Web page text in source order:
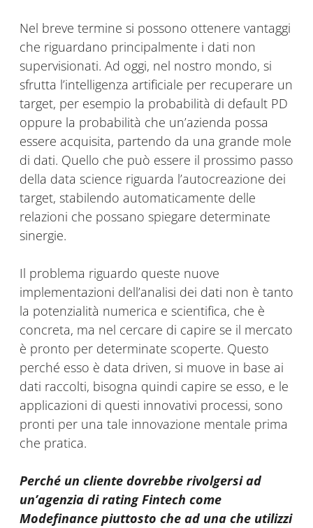
Nel breve termine si possono ottenere vantaggi
che riguardano principalmente i dati non
supervisionati. Ad oggi, nel nostro mondo, si
sfrutta l’intelligenza artificiale per recuperare un
target, per esempio la probabilità di default PD
oppure la probabilità che un’azienda possa
essere acquisita, partendo da una grande mole
di dati. Quello che può essere il prossimo passo
della data science riguarda l’autocreazione dei
target, stabilendo automaticamente delle
relazioni che possano spiegare determinate
sinergie.
Il problema riguardo queste nuove
implementazioni dell’analisi dei dati non è tanto
la potenzialità numerica e scientifica, che è
concreta, ma nel cercare di capire se il mercato
è pronto per determinate scoperte. Questo
perché esso è data driven, si muove in base ai
dati raccolti, bisogna quindi capire se esso, e le
applicazioni di questi innovativi processi, sono
pronti per una tale innovazione mentale prima
che pratica.
Perché un cliente dovrebbe rivolgersi ad
un’agenzia di rating Fintech come
Modefinance piuttosto che ad una che utilizzi